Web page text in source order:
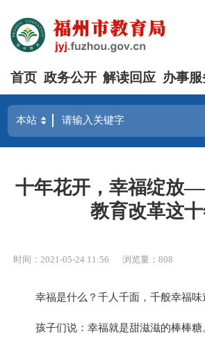
首页 政务公开 解读回应 办事服
十年花开，幸福绽放
教育改革这
时间：2021-05-24 11:56 浏览量：808
幸福是什么？千人千面，千般幸福味
孩子们说：幸福就是甜滋滋的棒棒糖